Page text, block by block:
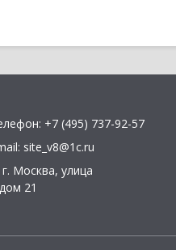
+7 (495) 737-92-57
site_v8@1c.ru
г. Москва, улица
21